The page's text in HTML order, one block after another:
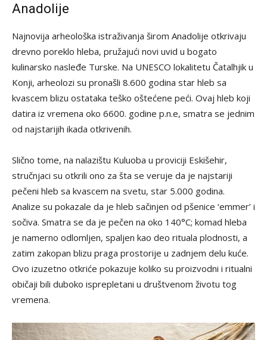
Anadolije
Najnovija arheološka istraživanja širom Anadolije otkrivaju
drevno poreklo hleba, pružajući novi uvid u bogato
kulinarsko nasleđe Turske. Na UNESCO lokalitetu Čatalhjik u
Konji, arheolozi su pronašli 8.600 godina star hleb sa
kvascem blizu ostataka teško oštećene peći. Ovaj hleb koji
datira iz vremena oko 6600. godine p.n.e, smatra se jednim
od najstarijih ikada otkrivenih.
Slično tome, na nalazištu Kuluoba u proviciji Eskišehir,
stručnjaci su otkrili ono za šta se veruje da je najstariji
pečeni hleb sa kvascem na svetu, star 5.000 godina.
Analize su pokazale da je hleb sačinjen od pšenice ‘emmer’ i
sočiva. Smatra se da je pečen na oko 140°C; komad hleba
je namerno odlomljen, spaljen kao deo rituala plodnosti, a
zatim zakopan blizu praga prostorije u zadnjem delu kuće.
Ovo izuzetno otkriće pokazuje koliko su proizvodni i ritualni
običaji bili duboko isprepletani u društvenom životu tog
vremena.